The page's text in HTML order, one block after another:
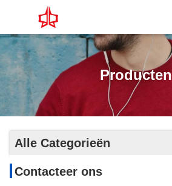
Producten
Alle Categorieën
Contacteer ons